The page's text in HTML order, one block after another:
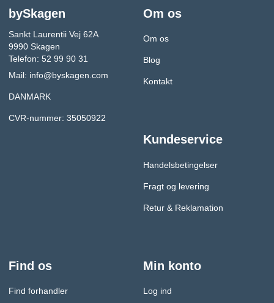
bySkagen
Sankt Laurentii Vej 62A
9990 Skagen
Telefon: 52 99 90 31
Mail: info@byskagen.com
DANMARK
CVR-nummer: 35050922
Om os
Om os
Blog
Kontakt
Kundeservice
Handelsbetingelser
Fragt og levering
Retur & Reklamation
Find os
Find forhandler
Min konto
Log ind